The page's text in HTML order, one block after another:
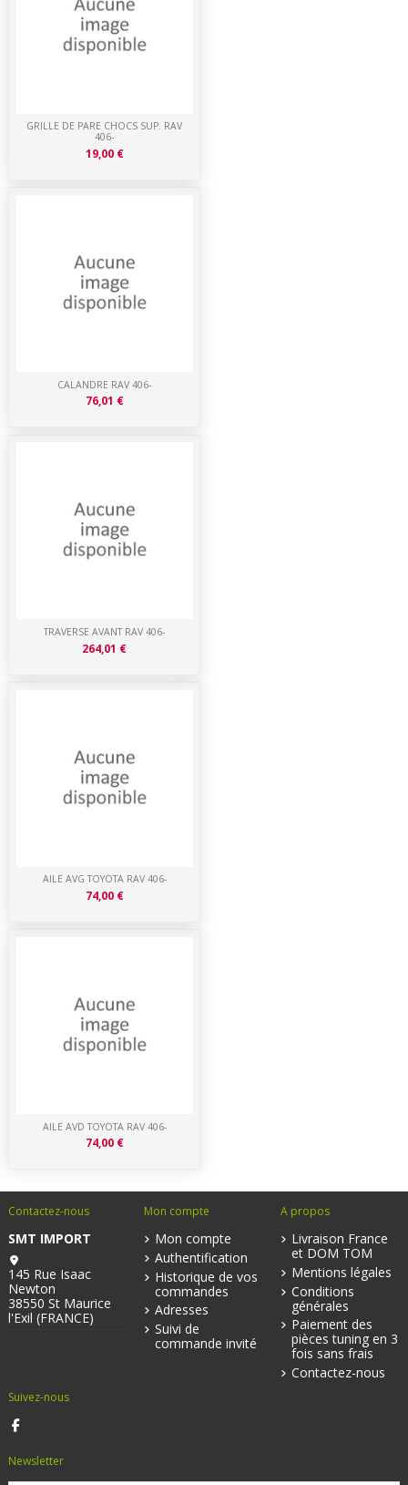
AILE AVD TOYOTA RAV 406-
74,00 €
AILE AVG TOYOTA RAV 406-
74,00 €
TRAVERSE AVANT RAV 406-
264,01 €
CALANDRE RAV 406-
76,01 €
GRILLE DE PARE CHOCS SUP. RAV
406-
19,00 €
Contactez-nous
SMT IMPORT
145 Rue Isaac
Newton
38550 St Maurice
l'Exil (FRANCE)
Mon compte
Mon compte
Authentification
Historique de vos
commandes
Adresses
Suivi de
commande invité
A propos
Livraison France
et DOM TOM
Mentions légales
Conditions
générales
Paiement des
pièces tuning en 3
fois sans frais
Contactez-nous
Suivez-nous
Newsletter